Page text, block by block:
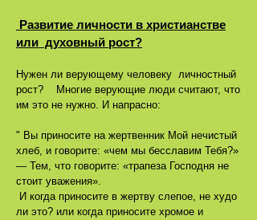
Развитие личности в христианстве
или духовный рост?
Нужен ли верующему человеку личностный
рост? Многие верующие люди считают, что
им это не нужно. И напрасно:
" Вы приносите на жертвенник Мой нечистый
хлеб, и говорите: «чем мы бесславим Тебя?»
— Тем, что говорите: «трапеза Господня не
стоит уважения».
И когда приносите в жертву слепое, не худо
ли это? или когда приносите хромое и